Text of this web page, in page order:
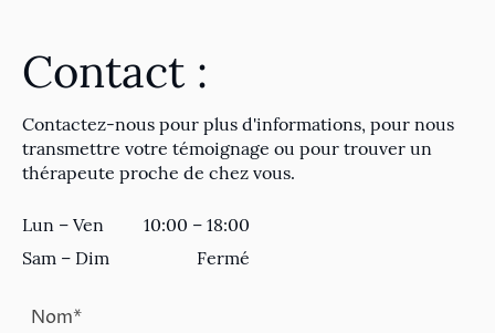
Contact :
Contactez-nous pour plus d'informations, pour nous
transmettre votre témoignage ou pour trouver un
thérapeute proche de chez vous.
Nom*
Lun – Ven
10:00 – 18:00
Sam – Dim
Fermé